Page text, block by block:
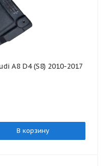
A8 D4 (S8) 2010-2017
В корзину